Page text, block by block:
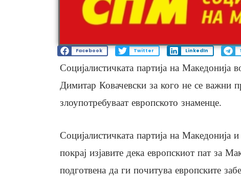
Facebook Twitter LinkedIn
Социјалистичката партија на Македонија
Димитар Ковачевски за кого не се важни
злоупотребуваат европското знаменце.
Социјалистичката партија на Македонија
покрај изјавите дека европскиот пат за
подготвена да ги почитува европските